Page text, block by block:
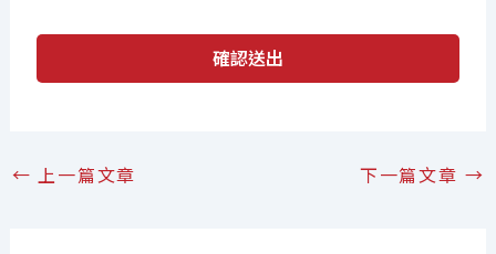
確認送出
← 上一篇文章 下一篇文章 →